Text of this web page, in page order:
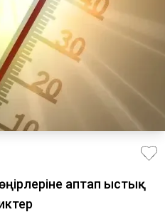
аптап ыстық